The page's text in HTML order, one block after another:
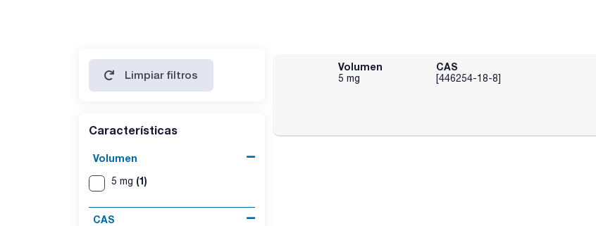
Limpiar filtros
Características
Volumen
5 mg (1)
CAS
Volumen
5 mg
CAS
[446254-18-8]